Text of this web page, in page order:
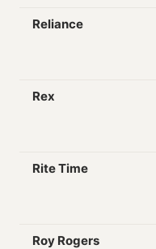
Reliance
Rex
Rite Time
Roy Rogers